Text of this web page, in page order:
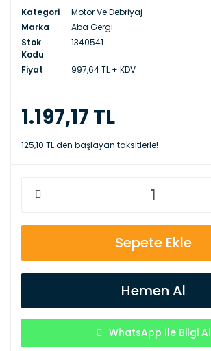
Kategori
Motor Ve Debriyaj
Marka
Aba Gergi
Stok
Kodu
1340541
Fiyat 997,64 TL + KDV
1.197,17 TL
125,10 TL den başlayan taksitlerle!
Sepete Ekle
Hemen Al
WhatsApp İle Bilgi Al